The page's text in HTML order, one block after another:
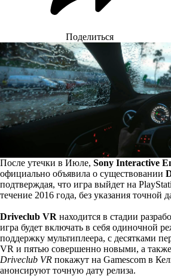
Поделиться
После утечки в Июле, Sony Interactive
официально объявила о существовании
подтверждая, что игра выйдет на
течение 2016 года, без указания точной
Driveclub VR находится в стадии
игра будет включать в себя одиночной
поддержку мультиплеера, с десятками
VR и пятью совершенно новыми, а
Driveclub VR покажут на Gamescom в
анонсируют точную дату релиза.